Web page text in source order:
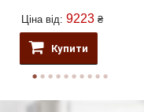
Ціна від: 9223 ₴
Купити